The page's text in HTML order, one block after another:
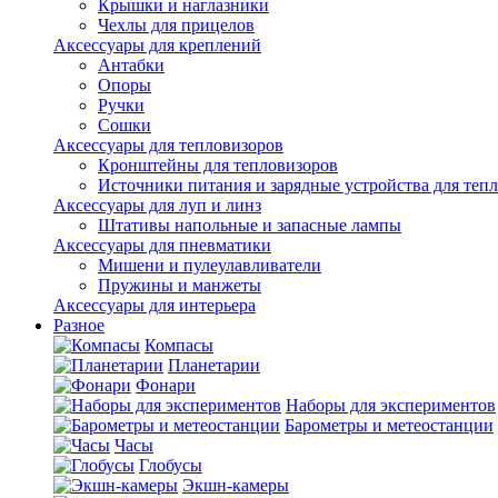
Крышки и наглазники
Чехлы для прицелов
Аксессуары для креплений
Антабки
Опоры
Ручки
Сошки
Аксессуары для тепловизоров
Кронштейны для тепловизоров
Источники питания и зарядные устройства для
Аксессуары для луп и линз
Штативы напольные и запасные лампы
Аксессуары для пневматики
Мишени и пулеулавливатели
Пружины и манжеты
Аксессуары для интерьера
Разное
Компасы
Планетарии
Фонари
Наборы для экспериментов
Барометры и метеостанции
Часы
Глобусы
Экшн-камеры